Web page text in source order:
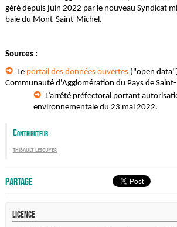
géré depuis juin 2022 par le nouveau Syndicat
baie du Mont-Saint-Michel.
Sources :
Le portail des données ouvertes("open
Communauté d'Agglomération du Pays de
L’arrêté préfectoral portant
environnementale du 23 mai 2022.
Contributeur
thibault lescuyer
Partage
Licence